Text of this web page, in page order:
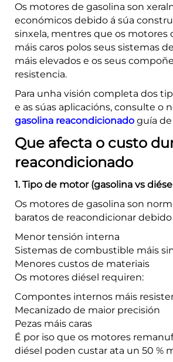
Os motores de gasolina son
económicos debido á súa
sinxela, mentres que os motores
máis caros polos seus sistemas
máis elevados e os seus
resistencia.
Para unha visión completa dos
e as súas aplicacións, consulte o
gasolina reacondicionado guía
Que afecta o custo
reacondicionado
1. Tipo de motor (gasolina vs
Os motores de gasolina son
baratos de reacondicionar debido
Menor tensión interna
Sistemas de combustible máis
Menores custos de materiais
Os motores diésel requiren:
Compontes internos máis
Mecanizado de maior precisión
Pezas máis caras
É por iso que os motores
diésel poden custar ata un 50 %